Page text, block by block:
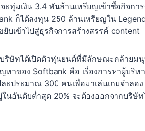
ทุ่มเงิน 3.4 พันล้านเหรียญเข้าซื้อกิจกา
ก็ได้ลงทุน 250 ล้านเหรียญใน
บเข้าไปสู่ธุรกิจการสร้างสรรค์ content
ริษัทได้เปิดตัวหุ่นยนต์ที่มีลักษณะคล้ายม
าของ Softbank คือ เรื่องการหาผู้บริห
ะประมาณ 300 คนเพื่อมาเล่นเกมจำลอง
อันดับต่ำสุด 20% จะต้องออกจากบริษัท